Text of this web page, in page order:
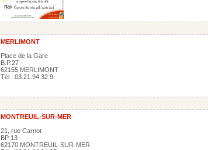
MERLIMONT
Place de la Gare
B.P.27
62155 MERLIMONT
Tél : 03.21.94.32.9
MONTREUIL-SUR-MER
21, rue Carnot
BP 13
62170 MONTREUIL-SUR-MER